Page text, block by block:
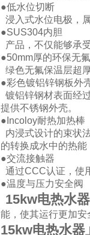
●低水位切断
浸入式水位电极，
●SUS304内胆
产品，不仅能够承
●50mm厚的环保无
绿色无氟保温层超
●彩色镀铝锌钢板外
镀铝锌钢材表面经
提供不锈钢外壳。
●Incoloy耐热加热棒
内浸式设计的束状
的转换成水中的热
●交流接触器
通过CCC认证，使
●温度与压力安全阀
15kw电热水器
能，使其运行更加
15kw电热水器